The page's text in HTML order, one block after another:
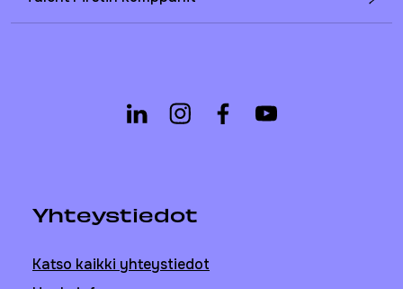
Yhteystiedot
Katso kaikki yhteystiedot